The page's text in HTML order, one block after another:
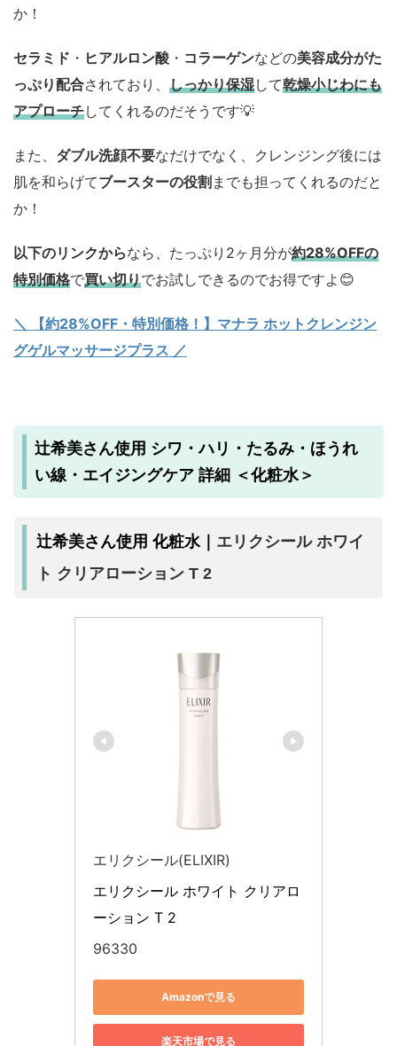
か！
セラミド ・ ヒアルロン酸 ・ コラーゲンなどの美容成分がた
っぷり配合されており、 しっかり保湿して乾燥小じわにも
アプローチしてくれるのだそうです💡
また、 ダブル洗顔不要なだけでなく、クレンジング後には
肌を和らげてブースターの役割までも担ってくれるのだと
か！
以下のリンクからなら、たっぷり2ヶ月分が約28%OFFの
特別価格で買い切りでお試しできるのでお得ですよ😊
＼ 【約28%OFF・特別価格！】マナラ ホットクレンジン
グゲルマッサージプラス ／
辻希美さん使用 シワ・ハリ・たるみ・ほうれ
い線・エイジングケア 詳細 ＜化粧水＞
辻希美さん使用 化粧水｜ エリクシール ホワイ
ト クリアローション T 2
エリクシール(ELIXIR)
エリクシール ホワイト クリアロ
ーション T 2
96330
Amazonで見る
楽天市場で見る